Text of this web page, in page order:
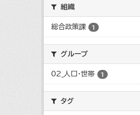
組織
総合政策課 1
グループ
02_人口・世帯 1
タグ